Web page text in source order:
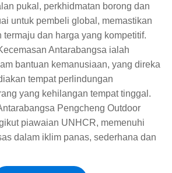
pukal, perkhidmatan borong dan
untuk pembeli global, memastikan
termaju dan harga yang kompetitif.
Antarabangsa ialah
bantuan kemanusiaan, yang direka
tempat perlindungan
yang kehilangan tempat tinggal.
Pengcheng Outdoor
piawaian UNHCR, memenuhi
dalam iklim panas, sederhana dan